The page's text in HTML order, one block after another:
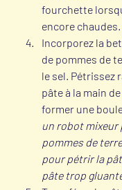
fourchette
encore chaudes.
Incorporez la
de pommes de
le sel. Pétrissez
pâte à la main
former une
un robot mixeur
pommes de
pour pétrir la
pâte trop